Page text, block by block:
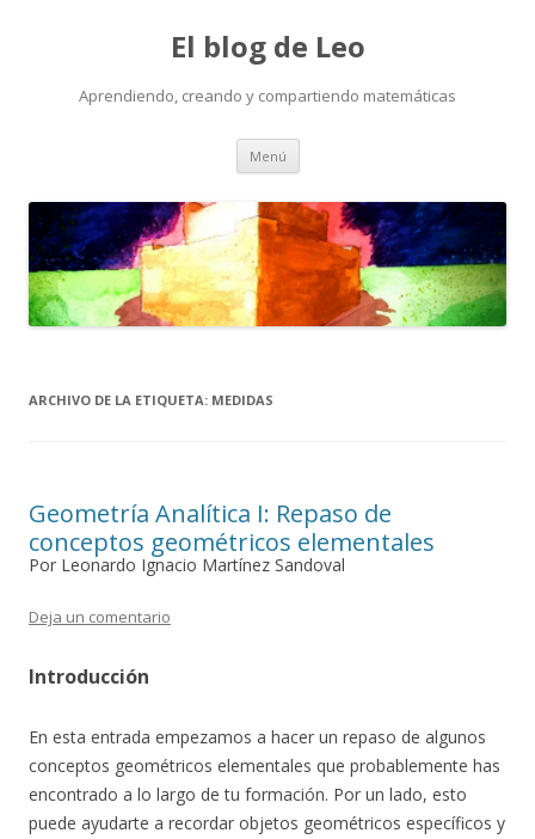
El blog de Leo
Aprendiendo, creando y compartiendo matemáticas
Menú Saltar
contenido
ARCHIVO DE LA ETIQUETA: MEDIDAS
Geometría Analítica I: Repaso de
conceptos geométricos elementales
Por Leonardo Ignacio Martínez Sandoval
Deja un comentario
Introducción
En esta entrada empezamos a hacer un repaso de algunos
conceptos geométricos elementales que probablemente has
encontrado a lo largo de tu formación. Por un lado, esto
puede ayudarte a recordar objetos geométricos específicos y